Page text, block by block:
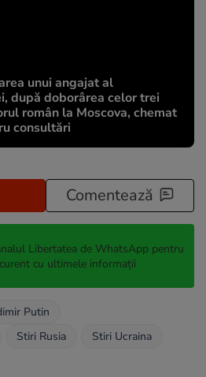
unui angajat al
după doborârea celor trei
român la Moscova, chemat
consultări
Comentează
Libertatea de WhatsApp pentru
cu ultimele informații
Putin
Stiri Rusia Stiri Ucraina